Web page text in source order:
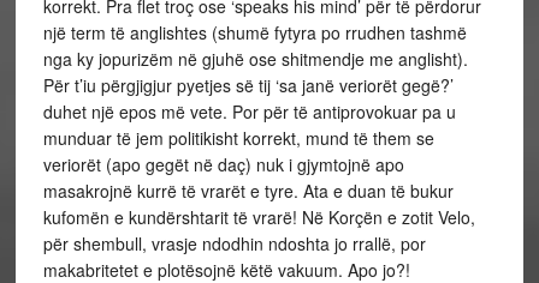
korrekt. Pra flet troç ose ‘speaks his mind’ për të përdorur
një term të anglishtes (shumë fytyra po rrudhen tashmë
nga ky jopurizëm në gjuhë ose shitmendje me anglisht).
Për t’iu përgjigjur pyetjes së tij ‘sa janë veriorët gegë?’
duhet një epos më vete. Por për të antiprovokuar pa u
munduar të jem politikisht korrekt, mund të them se
veriorët (apo gegët në daç) nuk i gjymtojnë apo
masakrojnë kurrë të vrarët e tyre. Ata e duan të bukur
kufomën e kundërshtarit të vrarë! Në Korçën e zotit Velo,
për shembull, vrasje ndodhin ndoshta jo rrallë, por
makabritetet e plotësojnë këtë vakuum. Apo jo?!